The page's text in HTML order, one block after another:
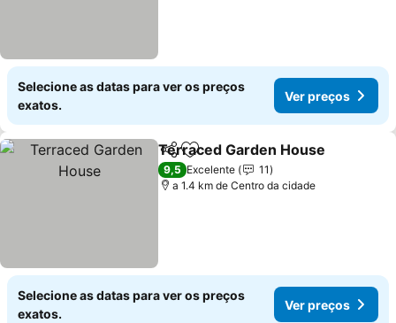
Selecione as datas para ver os preços
exatos.
Ver preços
PartilharAdicionar aos favoritos
Terraced Garden House
9,5 Excelente
11
a 1.4 km de Centro da cidade
Selecione as datas para ver os preços
exatos.
Ver preços